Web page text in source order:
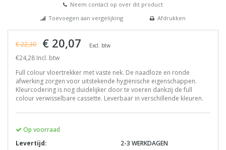
Neem contact op over dit product
Toevoegen aan vergelijking
Afdrukken
€ 22,30 € 20,07 Excl. btw
€24,28 Incl. btw
Full colour vloertrekker met vaste nek. De naadloze en ronde
afwerking zorgen voor uitstekende hygiënische eigenschappen.
Kleurcodering is nog duidelijker door te voeren dankzij de full
colour verwisselbare cassette. Leverbaar in verschillende kleuren.
Op voorraad
Levertijd:
2-3 WERKDAGEN